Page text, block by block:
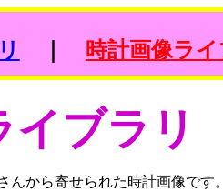
時計画像ライ
イブラリ
んから寄せられた時計画像です。